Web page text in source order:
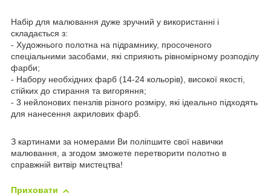
Набір для малювання дуже зручний у використанні і
складається з:
- Художнього полотна на підрамнику, просоченого
спеціальними засобами, які сприяють рівномірному розподілу
фарби;
- Набору необхідних фарб (14-24 кольорів), високої якості,
стійких до стирання та вигоряння;
- 3 нейлонових пензлів різного розміру, які ідеально підходять
для нанесення акрилових фарб.
З картинами за номерами Ви поліпшите свої навички
малювання, а згодом зможете перетворити полотно в
справжній витвір мистецтва!
Приховати